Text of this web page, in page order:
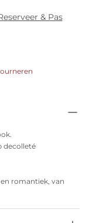
& Pas
decolleté
romantiek, van